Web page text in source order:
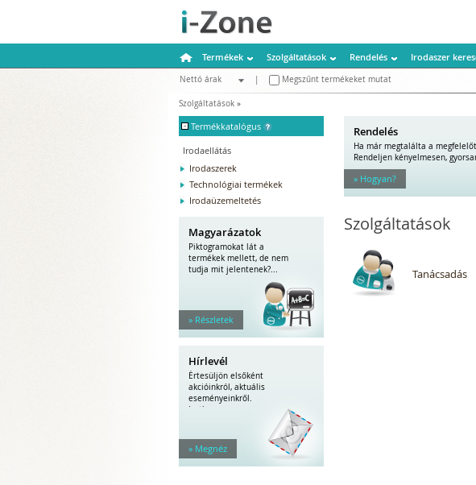
Termékek Szolgáltatások Rendelés Irodaszer
Nettó árak
Megszűnt termékeket mutat
Szolgáltatások »
- Termékkatalógus
Irodaellátás
Irodaszerek
Technológiai termékek
Irodaüzemeltetés
Magyarázatok
Piktogramokat lát a
termékek mellett, de nem
tudja mit jelentenek?...
» Részletek
Hírlevél
Értesüljön elsőként
akcióinkról, aktuális
eseményeinkről.
Iratkozzon...
» Megnéz
Rendelés
Ha már megtalálta a
Rendeljen kényelmesen,
» Hogyan?
Szolgáltatások
Tanácsadás